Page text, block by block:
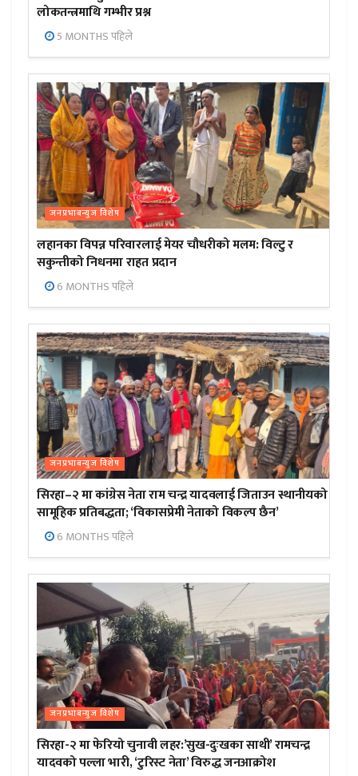
लोकतन्त्रमाथि गम्भीर प्रश्न
5 MONTHS पहिले
जनप्रभाबन्युज विशेष
लहानका विपन्न परिवारलाई मेयर चौधरीको मलम: विल्टु र
सकुन्तीको निधनमा राहत प्रदान
6 MONTHS पहिले
जनप्रभाबन्युज विशेष
सिरहा–२ मा कांग्रेस नेता राम चन्द्र यादवलाई जिताउन स्थानीयको
सामूहिक प्रतिबद्धता; ‘विकासप्रेमी नेताको विकल्प छैन’
6 MONTHS पहिले
जनप्रभाबन्युज विशेष
सिरहा-२ मा फेरियो चुनावी लहर:’सुख-दुःखका साथी’ रामचन्द्र
यादवको पल्ला भारी, ‘टुरिस्ट नेता’ विरुद्ध जनआक्रोश